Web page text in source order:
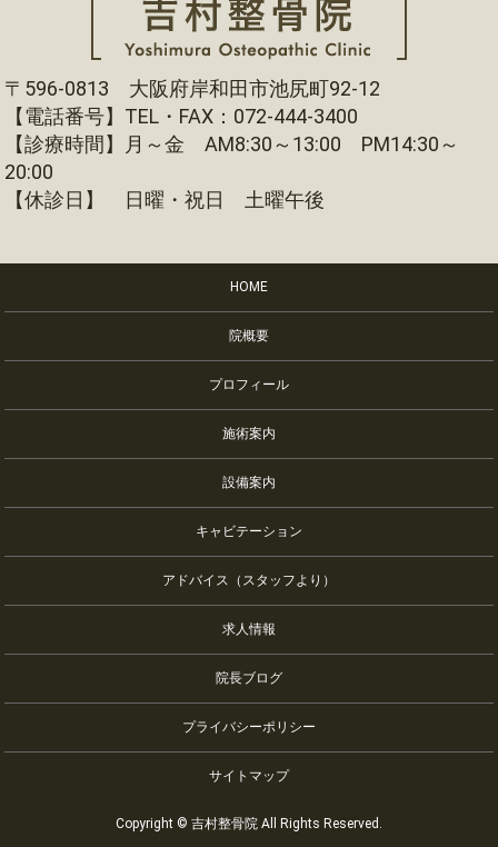
〒596-0813 大阪府岸和田市池尻町92-12
【電話番号】TEL・FAX：072-444-3400
【診療時間】月～金 AM8:30～13:00 PM14:30～
20:00
【休診日】 日曜・祝日 土曜午後
HOME
院概要
プロフィール
施術案内
設備案内
キャビテーション
アドバイス（スタッフより）
求人情報
院長ブログ
プライバシーポリシー
サイトマップ
Copyright © 吉村整骨院 All Rights Reserved.